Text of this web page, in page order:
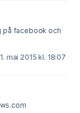
på facebook och
mai 2015 kl. 18:07